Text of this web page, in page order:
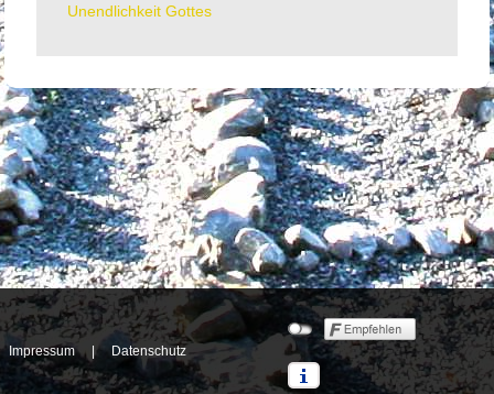
Navigation
Unendlichkeit Gottes
Impressum | Datenschutz